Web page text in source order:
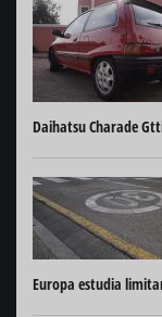
Daihatsu Charade
Europa estudia